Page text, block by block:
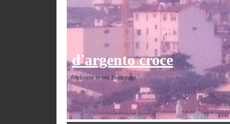
d'argento croce
Welcome to our homepage